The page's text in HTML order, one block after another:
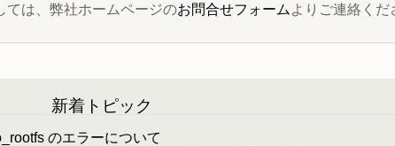
ては、弊社ホームページのお問合せフォーム よりご連絡くだ
新着トピック
のエラーについて